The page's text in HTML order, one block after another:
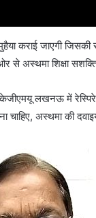
कराई जाएगी
से अस्थमा शिक्षा
लखनऊ में
अस्थमा की